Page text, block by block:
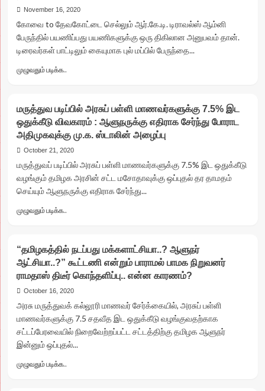
பிறந்தது
உற்சாகத்தில்
அதிமுகவினர்
‘ஜாலி’!
November 16, 2020
கோவை to தேவகோட்டை செல்லும் ஆர்.கே.டி. டிராவல்ஸ் ஆம்னி
பேருந்தில் பயணிப்பது பயணிகளுக்கு ஒரு திகிலான அனுபவம் தான்.
டிரைவர்கள் பாட்டிலும் கையுமாக புல் மப்பில் பேருந்தை...
முழுவதும் படிக்க..
கோவை
to
தேவகோட்டை
ஆர்கேடி
டிராவல்ஸ்
பேருந்தில்
போதை
டிரைவர்கள்..
திக்..
மருத்துவ படிப்பில் அரசுப் பள்ளி மாணவர்களுக்கு 7.5% இட
ஒதுக்கீடு விவகாரம் : ஆளுநருக்கு எதிராக சேர்ந்து போராட
அதிமுகவுக்கு மு.க. ஸ்டாலின் அழைப்பு
October 21, 2020
மருத்துவப் படிப்பில் அரசுப் பள்ளி மாணவர்களுக்கு 7.5% இட ஒதுக்கீடு
வழங்கும் தமிழக அரசின் சட்ட மசோதாவுக்கு ஒப்புதல் தர தாமதம்
செய்யும் ஆளுநருக்கு எதிராக சேர்ந்து...
முழுவதும் படிக்க..
மருத்துவ
படிப்பில்
அரசுப்
பள்ளி
மாணவர்களுக்கு
இட
ஒதுக்கீடு
விவகாரம்
:
எதிராக
“தமிழகத்தில் நடப்பது மக்களாட்சியா..? ஆளுநர்
ஆட்சியா..?” கூட்டணி என்றும் பாராமல் பாமக நிறுவனர்
ராமதாஸ் திடீர் கொந்தளிப்பு.. என்ன காரணம்?
October 16, 2020
அரசு மருத்துவக் கல்லூரி மாணவர் சேர்க்கையில், அரசுப் பள்ளி
மாணவர்களுக்கு 7.5 சதவீத இட ஒதுக்கீடு வழங்குவதற்காக
சட்டப்பேரவையில் நிறைவேற்றப்பட்ட சட்டத்திற்கு தமிழக ஆளுநர்
இன்னும் ஒப்புதல்...
முழுவதும் படிக்க..